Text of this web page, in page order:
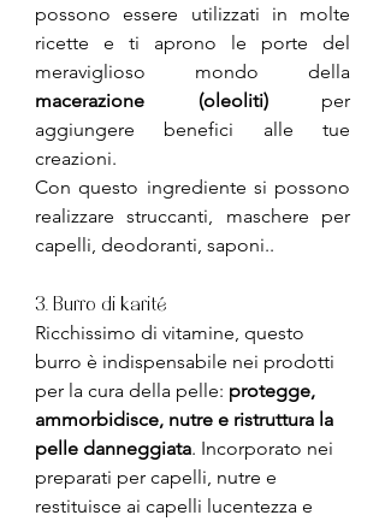
possono essere utilizzati in molte
ricette e ti aprono le porte del
macerazione (oleoliti) per
aggiungere benefici alle tue
creazioni.
Con questo ingrediente si possono
realizzare struccanti, maschere per
capelli, deodoranti, saponi..
3. Burro di karité
Ricchissimo di vitamine, questo
burro è indispensabile nei prodotti
per la cura della pelle: protegge,
ammorbidisce, nutre e ristruttura la
pelle danneggiata. Incorporato nei
preparati per capelli, nutre e
restituisce ai capelli lucentezza e